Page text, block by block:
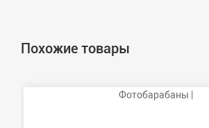
Похожие товары
Фотобарабаны |